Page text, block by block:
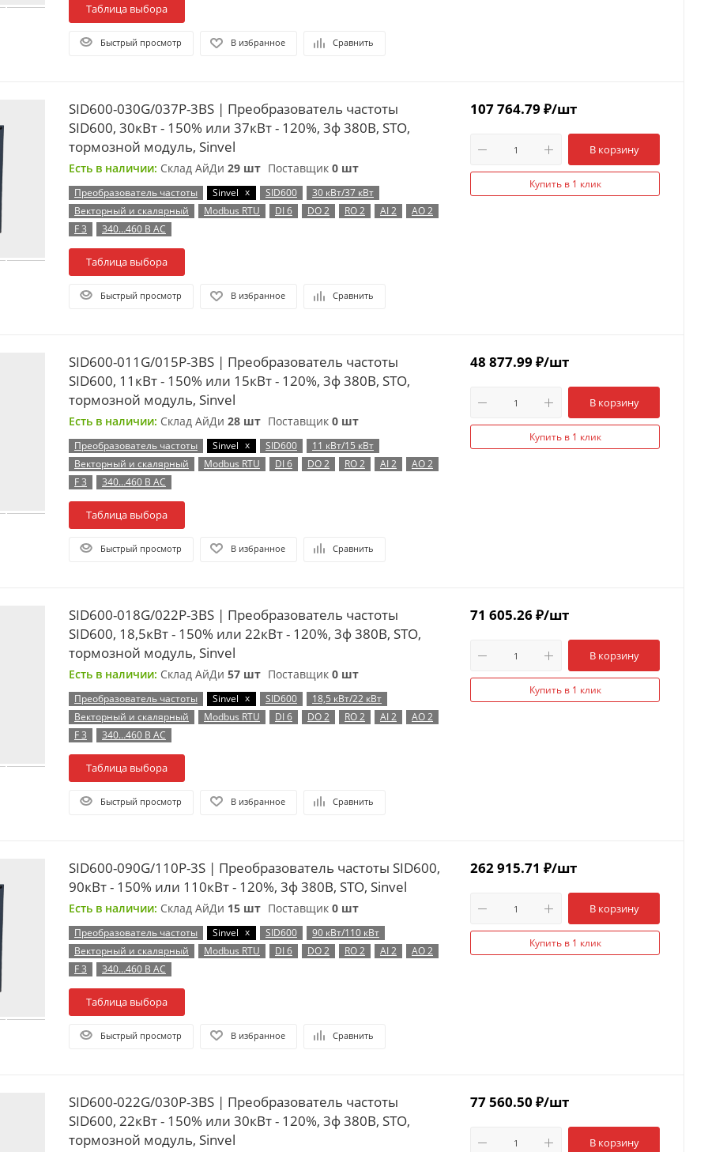
Таблица выбора
Быстрый просмотр В избранное Сравнить
SID600-030G/037P-3BS | Преобразователь частоты
SID600, 30кВт - 150% или 37кВт - 120%, 3ф 380В, STO,
тормозной модуль, Sinvel
Есть в наличии: Склад АйДи 29 шт Поставщик 0 шт
Преобразователь частоты Sinvel x SID600
30 кВт/37 кВт
Векторный и скалярный
Modbus RTU DI 6 DO 2 RO 2 AI 2
AO 2
F 3
340…460 В AC
Таблица выбора
Быстрый просмотр В избранное Сравнить
107 764.79 ₽/шт
В корзину
Купить в 1 клик
SID600-011G/015P-3BS | Преобразователь частоты
SID600, 11кВт - 150% или 15кВт - 120%, 3ф 380В, STO,
тормозной модуль, Sinvel
Есть в наличии: Склад АйДи 28 шт Поставщик 0 шт
Преобразователь частоты Sinvel x SID600
11 кВт/15 кВт
Векторный и скалярный
Modbus RTU DI 6 DO 2 RO 2 AI 2
AO 2
F 3
340…460 В AC
Таблица выбора
Быстрый просмотр В избранное Сравнить
48 877.99 ₽/шт
В корзину
Купить в 1 клик
SID600-018G/022P-3BS | Преобразователь частоты
SID600, 18,5кВт - 150% или 22кВт - 120%, 3ф 380В, STO,
тормозной модуль, Sinvel
Есть в наличии: Склад АйДи 57 шт Поставщик 0 шт
Преобразователь частоты Sinvel x SID600
18,5 кВт/22 кВт
Векторный и скалярный
Modbus RTU DI 6 DO 2 RO 2 AI 2
AO 2
F 3
340…460 В AC
Таблица выбора
Быстрый просмотр В избранное Сравнить
71 605.26₽/шт
В корзину
Купить в 1 клик
SID600-090G/110P-3S | Преобразователь частоты SID600,
90кВт - 150% или 110кВт - 120%, 3ф 380В, STO, Sinvel
Есть в наличии: Склад АйДи 15 шт Поставщик 0 шт
Преобразователь частоты Sinvel x SID600
90 кВт/110 кВт
Векторный и скалярный
Modbus RTU DI 6 DO 2 RO 2 AI 2
AO 2
F 3
340…460 В AC
Таблица выбора
Быстрый просмотр В избранное Сравнить
262 915.71 ₽/шт
В корзину
Купить в 1 клик
SID600-022G/030P-3BS | Преобразователь частоты
SID600, 22кВт - 150% или 30кВт - 120%, 3ф 380В, STO,
тормозной модуль, Sinvel
77 560.50 ₽/шт
В корзину